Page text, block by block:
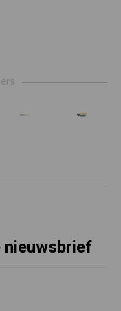
nieuwsbrief